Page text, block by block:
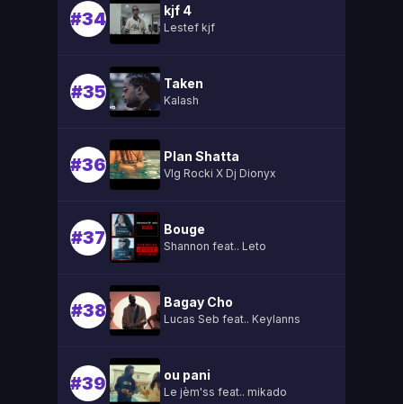
#34 kjf 4
Lestef kjf
#35 Taken
Kalash
#36 Plan Shatta
Vlg Rocki X Dj Dionyx
#37 Bouge
Shannon feat.. Leto
#38 Bagay Cho
Lucas Seb feat.. Keylanns
#39 ou pani
Le jèm'ss feat.. mikado